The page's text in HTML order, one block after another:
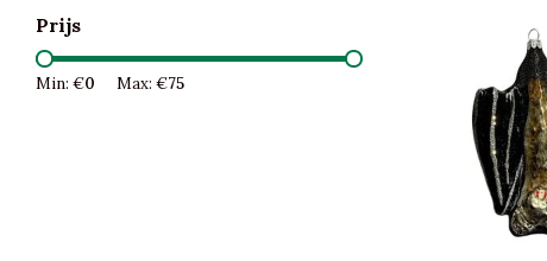
Prijs
Min: €0 Max: €75